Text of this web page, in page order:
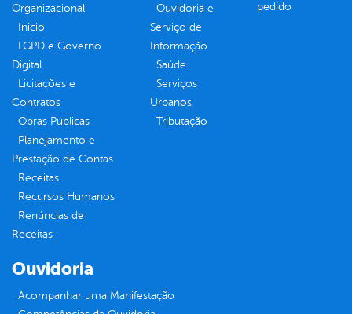
Organizacional
Inicio
LGPD e Governo
Digital
Licitações e
Contratos
Obras Públicas
Planejamento e
Prestação de Contas
Receitas
Recursos Humanos
Renúncias de
Receitas
Ouvidoria e
Serviço de
Informação
Saúde
Serviços
Urbanos
Tributação
pedido
Ouvidoria
Acompanhar uma Manifestação